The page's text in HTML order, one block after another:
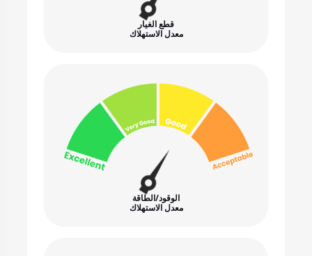
قطع الغيار
معدل الاستهلاك
الوقود/الطاقة
معدل الاستهلاك